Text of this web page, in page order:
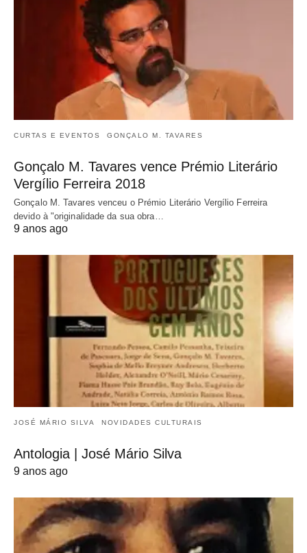
CURTAS E EVENTOS GONÇALO M. TAVARES
Gonçalo M. Tavares vence Prémio Literário
Vergílio Ferreira 2018
Gonçalo M. Tavares venceu o Prémio Literário Vergílio Ferreira
devido à "originalidade da sua obra…
9 anos ago
JOSÉ MÁRIO SILVA NOVIDADES CULTURAIS
Antologia | José Mário Silva
9 anos ago